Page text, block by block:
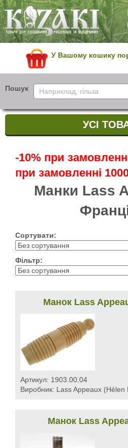
У Вашому кошику
Пошук
УСІ
-10% при
при замовленні
Манки Lass
Сортувати:
Фільтр:
Манок Lass
Артикул: 1903.00.04
Виробник: Lass Appeaux (Hélen
Манок Lass